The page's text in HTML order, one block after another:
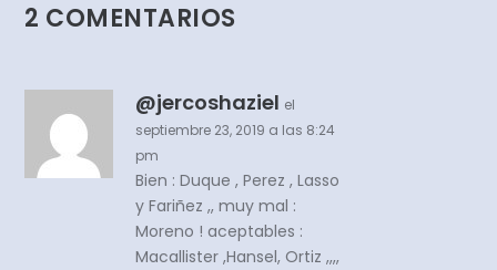
2 COMENTARIOS
@jercoshaziel el
septiembre 23, 2019 a las 8:24
pm
Bien : Duque , Perez , Lasso
y Fariñez ,, muy mal :
Moreno ! aceptables :
Macallister ,Hansel, Ortiz ,,,,